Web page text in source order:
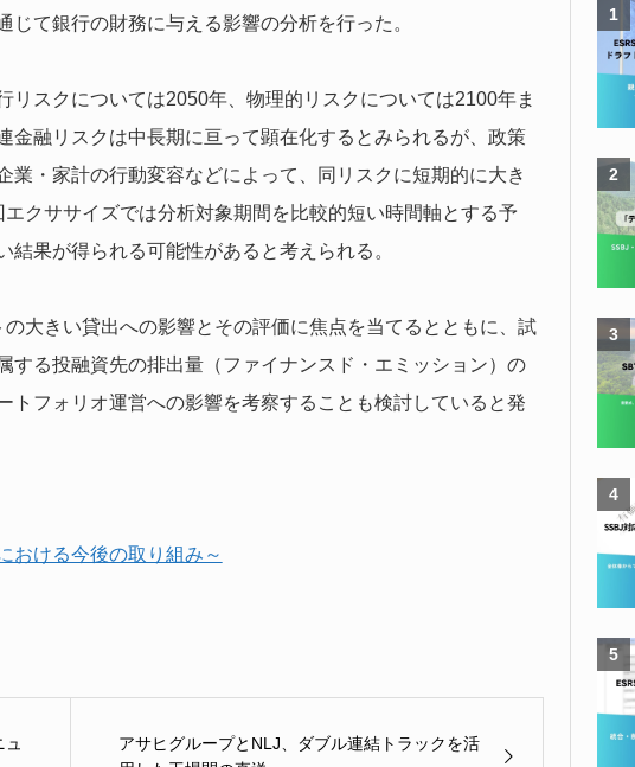
て銀行の財務に与える影響の分析を行った。
スクについては2050年、物理的リスクについては2100年ま
金融リスクは中長期に亘って顕在化するとみられるが、政策
・家計の行動変容などによって、同リスクに短期的に大き
クササイズでは分析対象期間を比較的短い時間軸とする予
果が得られる可能性があると考えられる。
大きい貸出への影響とその評価に焦点を当てるとともに、試
する投融資先の排出量（ファイナンスド・エミッション）の
トフォリオ運営への影響を考察することも検討していると発
おける今後の取り組み～
アサヒグループとNLJ、ダブル連結トラックを活
1
2
3
4
5